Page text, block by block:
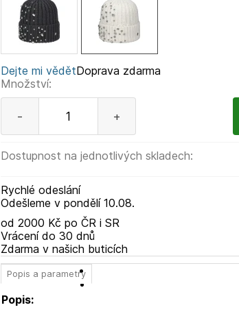
Dejte mi vědět
Množství:
- +
Dostupnost na jednotlivých skladech:
Rychlé odeslání
Odešleme v pondělí10.08.
Doprava zdarma
od 2000 Kč po ČR i SR
Vrácení do 30 dnů
Zdarma v našich buticích
Popis a parametry
Popis: